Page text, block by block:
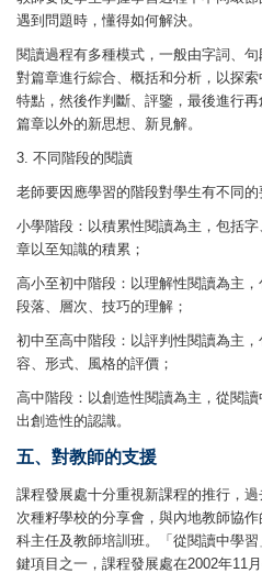
遇到問題時，懂得如何解決。
閱讀過程有多種模式，一般由字詞、
對篇章進行綜合、概括和分析，以探
特點，然後作判斷、評鑒，最後進行再
篇章以外的新思想、新見解。
3. 不同階段的閱讀
老師要因應學習的階段對學生有不同的
小學階段：以積累性閱讀為主，包括
章以至知識的積累；
高小至初中階段：以理解性閱讀為主，
段落、層次、技巧的理解；
初中至高中階段：以評判性閱讀為主
容、形式、風格的評價；
高中階段：以創造性閱讀為主，從閱
出創造性的認識。
五、對教師的支援
課程發展處十分重視新課程的推行，
次種籽學校的分享會，與內地教師協
科主任及教師培訓班。「從閱讀中學
鍵項目之一，課程發展處在2002年11